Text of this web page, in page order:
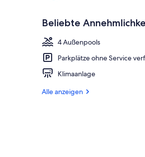
Beliebte
4 Außenpools
Parkplätze ohne Service
Klimaanlage
Alle anzeigen